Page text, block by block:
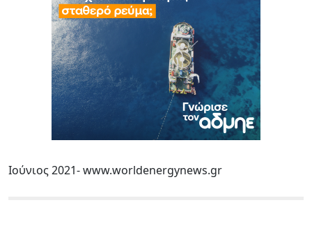
Ιούνιος 2021- www.worldenergynews.gr